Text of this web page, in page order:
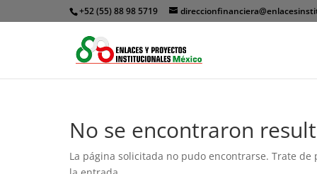
+52 (55) 88 98 5719
No se encontraron
La página solicitada no pudo encontrarse. Trate